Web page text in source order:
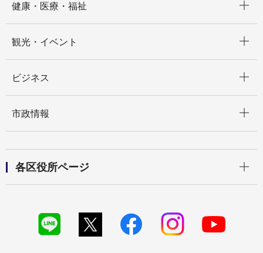
健康・医療・福祉
観光・イベント
ビジネス
市政情報
各区役所ページ